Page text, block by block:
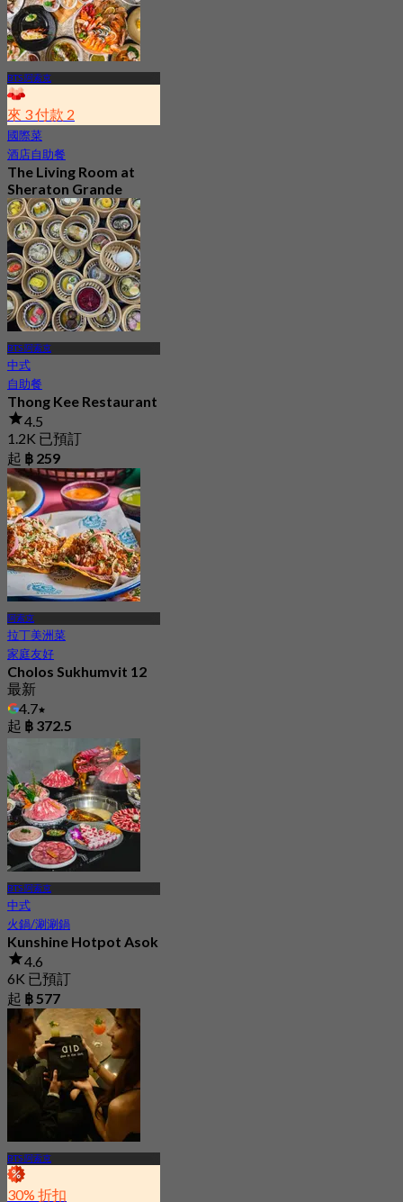
起฿ 776
BTS 阿索克
來 3 付款 2
國際菜
酒店自助餐
The Living Room at
Sheraton Grande
Sukhumvit A Luxury
Collection Hotel
4.9
1.1K 已預訂
起฿ 350
BTS 阿索克
中式
自助餐
Thong Kee Restaurant
4.5
1.2K 已預訂
起 ฿ 259
阿索克
拉丁美洲菜
家庭友好
Cholos Sukhumvit 12
最新
4.7
起 ฿ 372.5
BTS 阿索克
中式
火鍋/涮涮鍋
Kunshine Hotpot Asok
4.6
6K 已預訂
起 ฿ 577
BTS 阿索克
30% 折扣